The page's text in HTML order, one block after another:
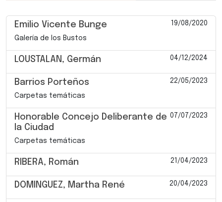
Emilio Vicente Bunge 19/08/2020
Galería de los Bustos
LOUSTALAN, Germán 04/12/2024
Barrios Porteños 22/05/2023
Carpetas temáticas
Honorable Concejo Deliberante de
la Ciudad
07/07/2023
Carpetas temáticas
RIBERA, Román 21/04/2023
DOMINGUEZ, Martha René 20/04/2023